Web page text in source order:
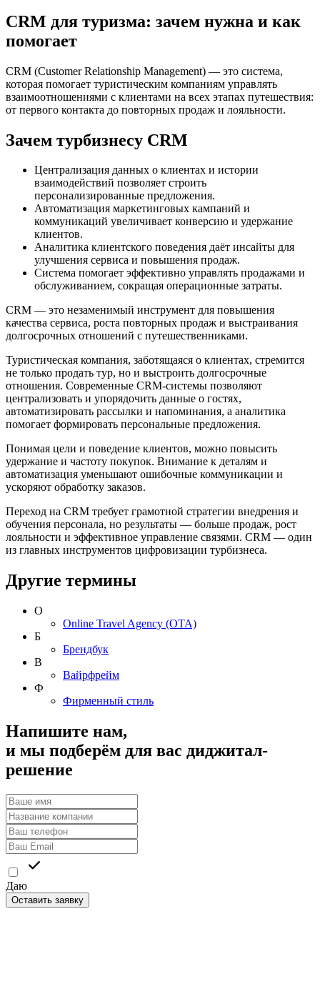
CRM для туризма: зачем нужна и как
помогает
CRM (Customer Relationship Management) — это система,
которая помогает туристическим компаниям управлять
взаимоотношениями с клиентами на всех этапах путешествия:
от первого контакта до повторных продаж и лояльности.
Зачем турбизнесу CRM
Централизация данных о клиентах и истории
взаимодействий позволяет строить
персонализированные предложения.
Автоматизация маркетинговых кампаний и
коммуникаций увеличивает конверсию и удержание
клиентов.
Аналитика клиентского поведения даёт инсайты для
улучшения сервиса и повышения продаж.
Система помогает эффективно управлять продажами и
обслуживанием, сокращая операционные затраты.
CRM — это незаменимый инструмент для повышения
качества сервиса, роста повторных продаж и выстраивания
долгосрочных отношений с путешественниками.
Туристическая компания, заботящаяся о клиентах, стремится
не только продать тур, но и выстроить долгосрочные
отношения. Современные CRM-системы позволяют
централизовать и упорядочить данные о гостях,
автоматизировать рассылки и напоминания, а аналитика
помогает формировать персональные предложения.
Понимая цели и поведение клиентов, можно повысить
удержание и частоту покупок. Внимание к деталям и
автоматизация уменьшают ошибочные коммуникации и
ускоряют обработку заказов.
Переход на CRM требует грамотной стратегии внедрения и
обучения персонала, но результаты — больше продаж, рост
лояльности и эффективное управление связями. CRM — один
из главных инструментов цифровизации турбизнеса.
Другие термины
O
Online Travel Agency (OTA)
Б
Брендбук
В
Вайрфрейм
Ф
Фирменный стиль
Напишите нам,
и мы подберём для вас диджитал-
решение
Даю
Оставить заявку